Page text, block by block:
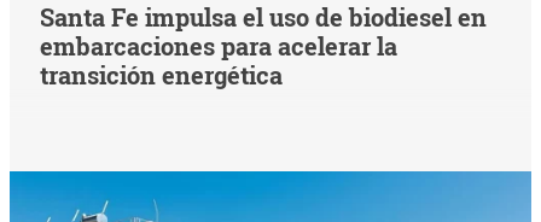
Santa Fe impulsa el uso de biodiesel en
embarcaciones para acelerar la
transición energética